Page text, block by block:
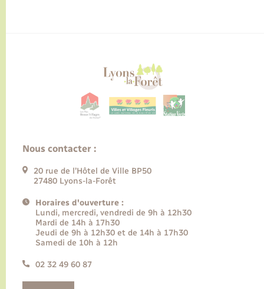
Nous contacter :
20 rue de l’Hôtel de Ville BP50
27480 Lyons-la-Forêt
Horaires d'ouverture :
Lundi, mercredi, vendredi de 9h à 12h30
Mardi de 14h à 17h30
Jeudi de 9h à 12h30 et de 14h à 17h30
Samedi de 10h à 12h
02 32 49 60 87